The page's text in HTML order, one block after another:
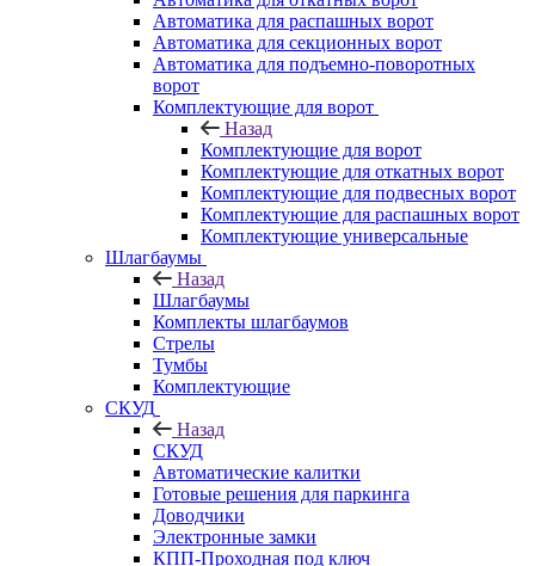
Автоматика для распашных ворот
Автоматика для секционных ворот
Автоматика для подъемно-поворотных
ворот
Комплектующие для ворот
Назад
Комплектующие для ворот
Комплектующие для откатных ворот
Комплектующие для подвесных ворот
Комплектующие для распашных ворот
Комплектующие универсальные
Шлагбаумы
Назад
Шлагбаумы
Комплекты шлагбаумов
Стрелы
Тумбы
Комплектующие
СКУД
Назад
СКУД
Автоматические калитки
Готовые решения для паркинга
Доводчики
Электронные замки
КПП-Проходная под ключ